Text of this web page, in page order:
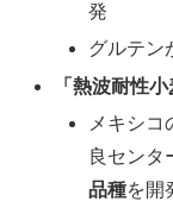
発
グルテン
「熱波耐性
メキシ
良センタ
品種を開